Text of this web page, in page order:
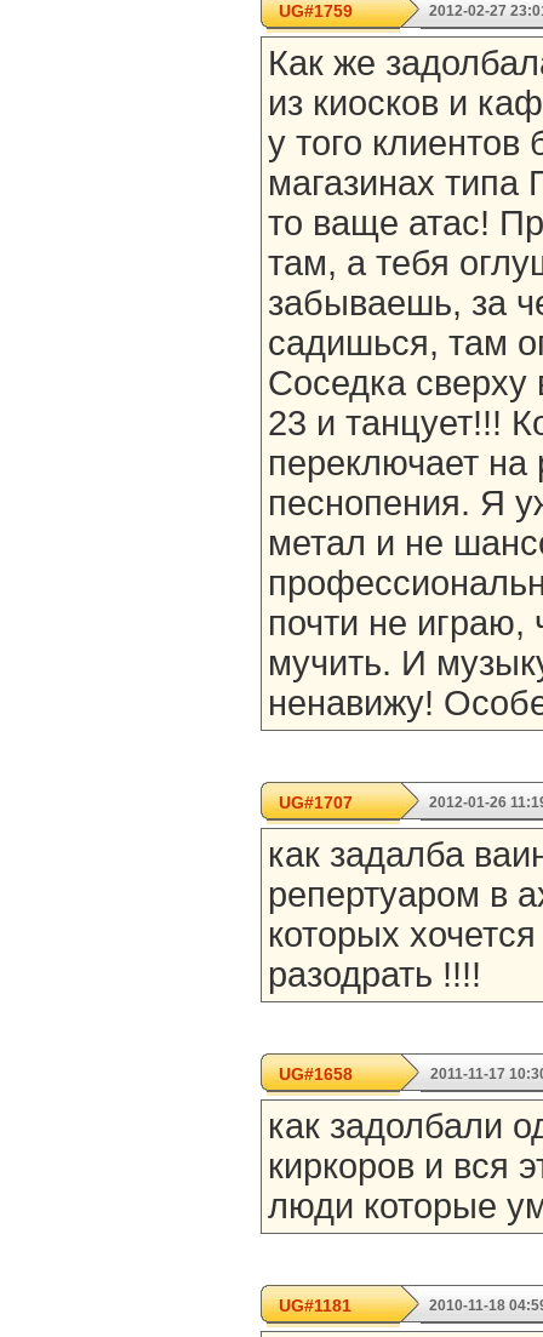
UG#1759 2012-02-27
Как же
из киосков и
у того
магазинах типа
то ваще атас!
там, а тебя
забываешь, за
садишься, там
Соседка сверху
23 и танцует!!!
переключает на
песнопения. Я
метал и не
почти не играю,
мучить. И
ненавижу!
UG#1707 2012-01-26
как задалба
репертуаром в
которых
разодрать !!!!
UG#1658 2011-11-17
как задолбали
киркоров и вся
люди которые
UG#1181 2010-11-18